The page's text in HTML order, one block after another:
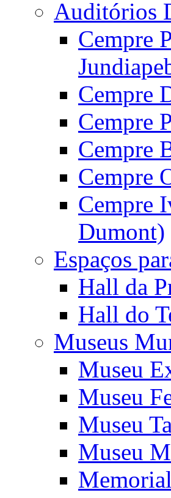
Auditórios
Cempre
Cempre
Cempre
Cempre
Cempre
Cempre
Dumont)
Espaços
Hall da
Hall do
Museus
Museu
Museu
Museu
Museu